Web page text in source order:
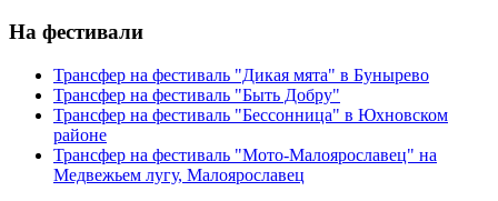
На фестивали
Трансфер на фестиваль "Дикая мята" в Бунырево
Трансфер на фестиваль "Быть Добру"
Трансфер на фестиваль "Бессонница" в Юхновском
районе
Трансфер на фестиваль "Мото-Малоярославец" на
Медвежьем лугу, Малоярославец